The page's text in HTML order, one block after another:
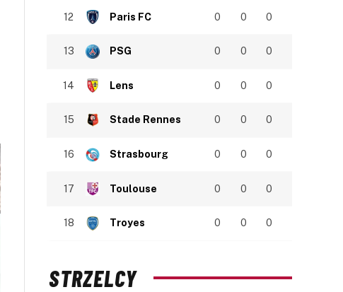
12 Paris FC 0 0 0
13 PSG 0 0 0
14 Lens 0 0 0
15 Stade Rennes 0 0 0
16 Strasbourg 0 0 0
17 Toulouse 0 0 0
18 Troyes 0 0 0
STRZELCY